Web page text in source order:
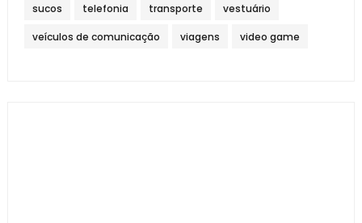
sucos telefonia transporte vestuário
veículos de comunicação viagens video game